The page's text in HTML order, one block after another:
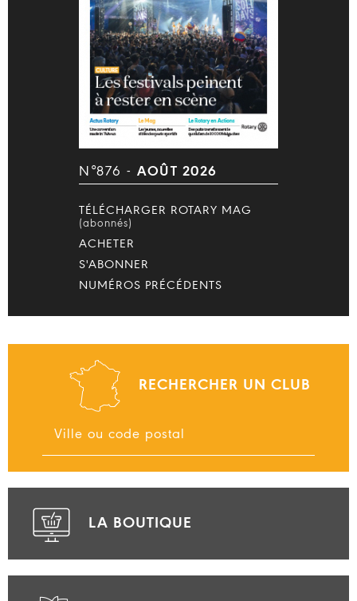
N°876 - AOÛT 2026
TÉLÉCHARGER ROTARY MAG
(abonnés)
ACHETER
S'ABONNER
NUMÉROS PRÉCÉDENTS
RECHERCHER UN CLUB
LA BOUTIQUE